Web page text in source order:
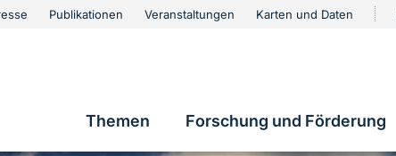
Publikationen Veranstaltungen Karten und Daten
Hauptnavigation
Themen Forschung und Förderung